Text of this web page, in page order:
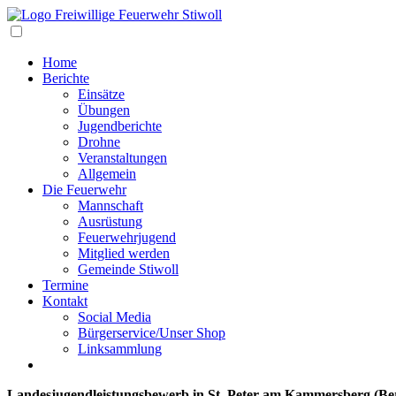
Home
Berichte
Einsätze
Übungen
Jugendberichte
Drohne
Veranstaltungen
Allgemein
Die Feuerwehr
Mannschaft
Ausrüstung
Feuerwehrjugend
Mitglied werden
Gemeinde Stiwoll
Termine
Kontakt
Social Media
Bürgerservice/Unser Shop
Linksammlung